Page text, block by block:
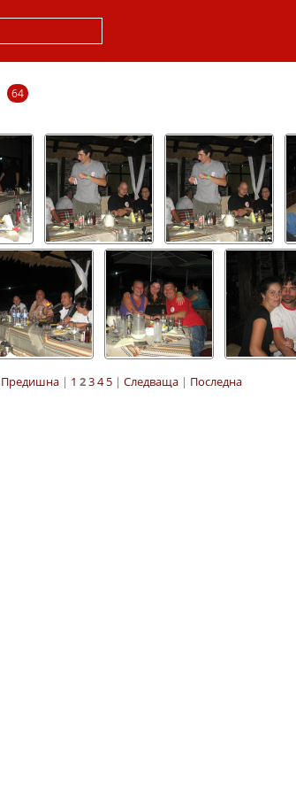
64
Предишна | 1 234 5 | Следваща | Последна